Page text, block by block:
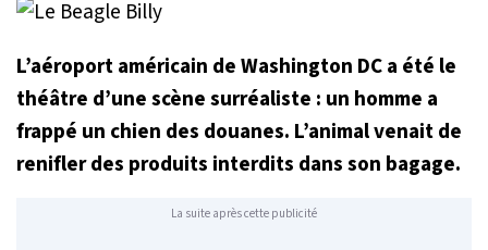
L’aéroport américain de Washington DC a été le
théâtre d’une scène surréaliste : un homme a
frappé un chien des douanes. L’animal venait de
renifler des produits interdits dans son bagage.
La suite après cette publicité